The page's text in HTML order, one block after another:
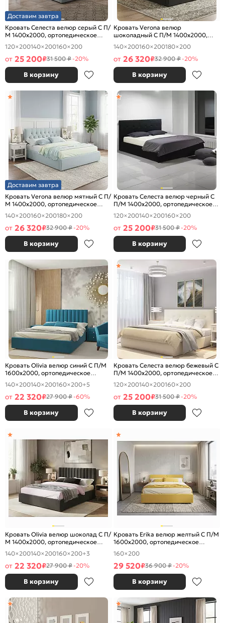
Доставим завтра
Кровать Селеста велюр серый С П/
М 1400x2000, ортопедическое
основание, изголовье мягкое
120×200140×200160×200
от 25 200₽31 500 ₽-20%
В корзину
Кровать Verona велюр
шоколадный С П/М 1400x2000,
ортопедическое основание,
изголовье мягкое
140×200160×200180×200
от 26 320₽32 900 ₽-20%
В корзину
Доставим завтра
Кровать Verona велюр мятный С П/
М 1400x2000, ортопедическое
основание, изголовье мягкое
140×200160×200180×200
от 26 320₽32 900 ₽-20%
В корзину
Кровать Селеста велюр черный С
П/М 1400x2000, ортопедическое
основание, изголовье мягкое
120×200140×200160×200
от 25 200₽31 500 ₽-20%
В корзину
Кровать Olivia велюр синий С П/М
1600x2000, ортопедическое
основание, изголовье мягкое
140×200140×200160×200+5
от 22 320₽27 900 ₽-60%
В корзину
Кровать Селеста велюр бежевый С
П/М 1400x2000, ортопедическое
основание, изголовье мягкое
120×200140×200160×200
от 25 200₽31 500 ₽-20%
В корзину
Кровать Olivia велюр шоколад С П/
М 1400x2000, ортопедическое
основание, изголовье мягкое
140×200140×200160×200+3
от 22 320₽27 900 ₽-20%
В корзину
Кровать Erika велюр желтый С П/М
1600x2000, ортопедическое
основание, изголовье мягкое
160×200
29 520₽36 900 ₽-20%
В корзину